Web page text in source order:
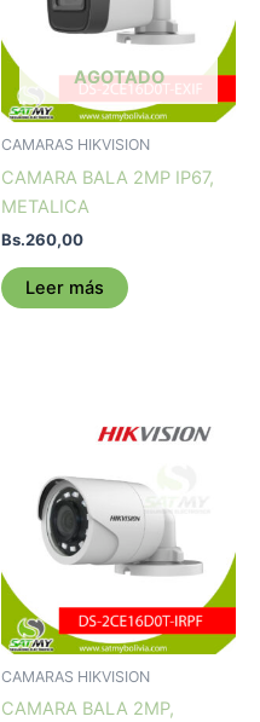
AGOTADO
CAMARAS HIKVISION
CAMARA BALA 2MP IP67,
METALICA
Bs.260,00
Leer más
CAMARAS HIKVISION
CAMARA BALA 2MP,